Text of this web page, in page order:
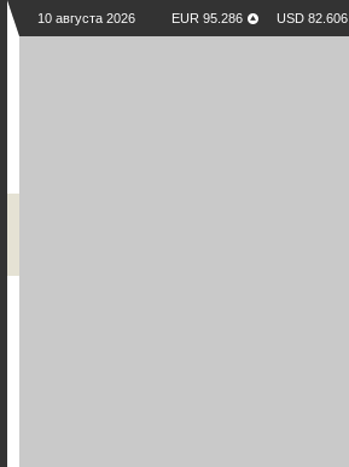
10 августа 2026 EUR 95.286 USD 82.606